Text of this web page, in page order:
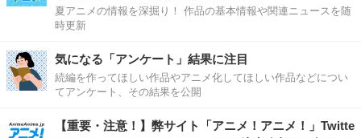
夏アニメの情報を深掘り！ 作品の基本情報や関連ニュースを随
時更新
気になる「アンケート」結果に注目
続編を作ってほしい作品やアニメ化してほしい作品などについ
てアンケート、その結果を公開
【重要・注意！】弊サイト「アニメ！アニメ！」Twitte